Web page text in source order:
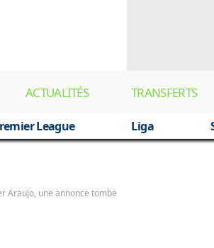
ACTUALITÉS TRANSFERTS
League Liga
Araujo, une annonce tombe